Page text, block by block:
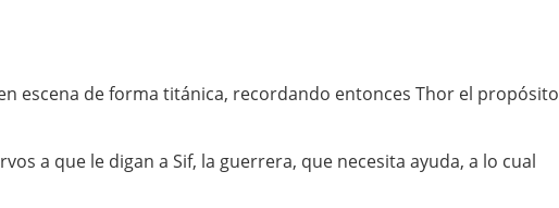
escena de forma titánica, recordando entonces Thor el propósito
a que le digan a Sif, la guerrera, que necesita ayuda, a lo cual